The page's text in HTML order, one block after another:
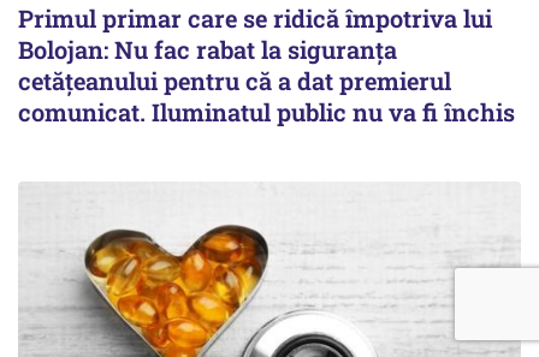
Primul primar care se ridică împotriva lui
Bolojan: Nu fac rabat la siguranța
cetățeanului pentru că a dat premierul
comunicat. Iluminatul public nu va fi închis